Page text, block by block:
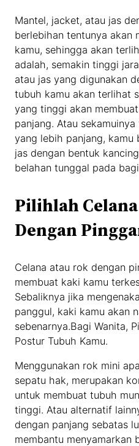
Mantel, jacket, atau jas
berlebihan tentunya akan
kamu, sehingga akan
adalah, semakin tinggi
atau jas yang digunakan
tubuh kamu akan terlihat
yang tinggi akan
panjang. Atau
yang lebih panjang, kamu
jas dengan bentuk
belahan tunggal pada
Pilihlah
Dengan
Celana atau rok dengan
membuat kaki kamu
Sebaliknya jika
panggul, kaki kamu akan
sebenarnya.Bagi Wanita,
Postur Tubuh Kamu.
Menggunakan rok mini
sepatu hak, merupakan
untuk membuat tubuh
tinggi. Atau alternatif
dengan panjang sebatas
membantu menyamarkan